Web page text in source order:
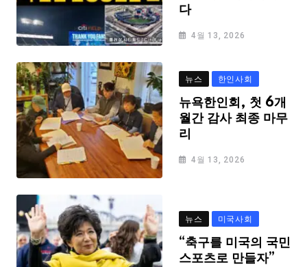
다
4월 13, 2026
뉴스 한인사회
뉴욕한인회, 첫 6개
월간 감사 최종 마무
리
4월 13, 2026
뉴스 미국사회
“축구를 미국의 국민
스포츠로 만들자”